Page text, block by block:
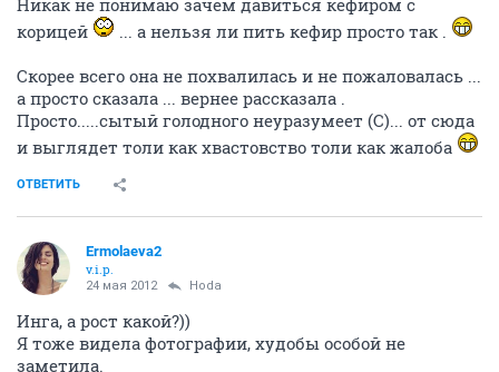
Никак не понимаю зачем давиться кефиром с
корицей
... а нельзя ли пить кефир просто так .
Скорее всего она не похвалилась и не пожаловалась ...
а просто сказала ... вернее рассказала .
Просто.....сытый голодного неуразумеет (С)... от сюда
и выглядет толи как хвастовство толи как жалоба
ОТВЕТИТЬ
Ermolaeva2
v.i.p.
24 мая 2012 Hoda
Инга, а рост какой?))
Я тоже видела фотографии, худобы особой не
заметила.